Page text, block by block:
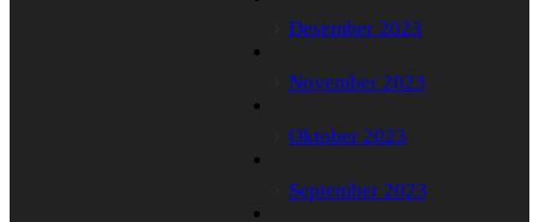
Desember 2023
November 2023
Oktober 2023
September 2023